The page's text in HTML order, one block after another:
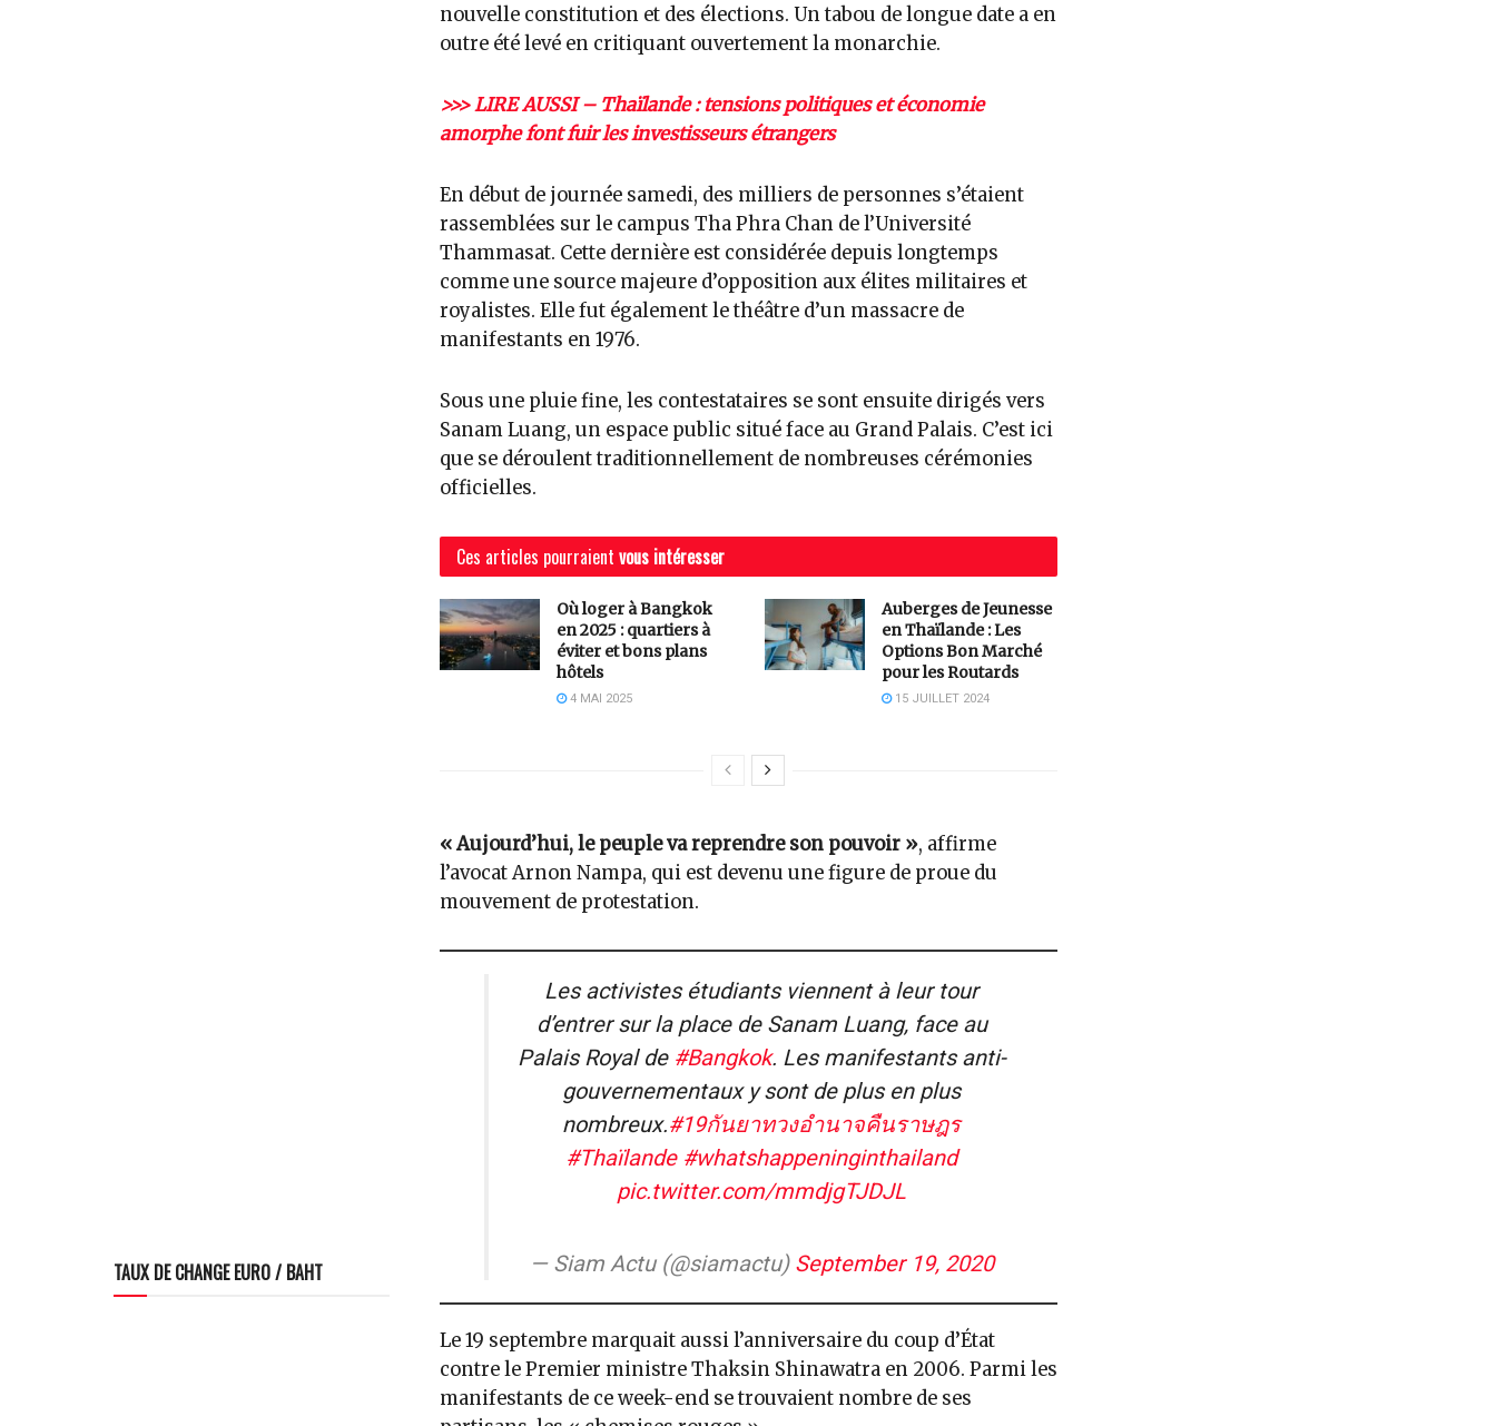
nouvelle constitution et des élections. Un tabou de longue date a en
outre été levé en critiquant ouvertement la monarchie.
>>> LIRE AUSSI – Thaïlande : tensions politiques et économie
amorphe font fuir les investisseurs étrangers
En début de journée samedi, des milliers de personnes s’étaient
rassemblées sur le campus Tha Phra Chan de l’Université
Thammasat. Cette dernière est considérée depuis longtemps
comme une source majeure d’opposition aux élites militaires et
royalistes. Elle fut également le théâtre d’un massacre de
manifestants en 1976.
Sous une pluie fine, les contestataires se sont ensuite dirigés vers
Sanam Luang, un espace public situé face au Grand Palais. C’est ici
que se déroulent traditionnellement de nombreuses cérémonies
officielles.
Ces articles pourraient vous intéresser
Où loger à Bangkok
en 2025 : quartiers à
éviter et bons plans
hôtels
4 MAI 2025
Auberges de Jeunesse
en Thaïlande : Les
Options Bon Marché
pour les Routards
15 JUILLET 2024
« Aujourd’hui, le peuple va reprendre son pouvoir », affirme
l’avocat Arnon Nampa, qui est devenu une figure de proue du
mouvement de protestation.
Les activistes étudiants viennent à leur tour
d’entrer sur la place de Sanam Luang, face au
Palais Royal de #Bangkok. Les manifestants anti-
gouvernementaux y sont de plus en plus
nombreux.#19กันยาทวงอํานาจคืนราษฎร
#Thaïlande #whatshappeninginthailand
pic.twitter.com/mmdjgTJDJL
— Siam Actu (@siamactu) September 19, 2020
Le 19 septembre marquait aussi l’anniversaire du coup d’État
contre le Premier ministre Thaksin Shinawatra en 2006. Parmi les
manifestants de ce week-end se trouvaient nombre de ses
TAUX DE CHANGE EURO / BAHT